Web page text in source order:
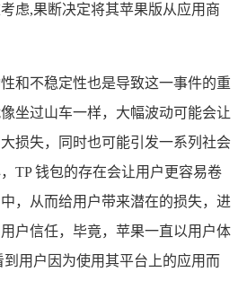
虑,果断决定将其苹果版从应用商
和不稳定性也是导致这一事件的重
坐过山车一样，大幅波动可能会让
损失，同时也可能引发一系列社会
TP 钱包的存在会让用户更容易卷
，从而给用户带来潜在的损失，进
户信任，毕竟，苹果一直以用户体
用户因为使用其平台上的应用而